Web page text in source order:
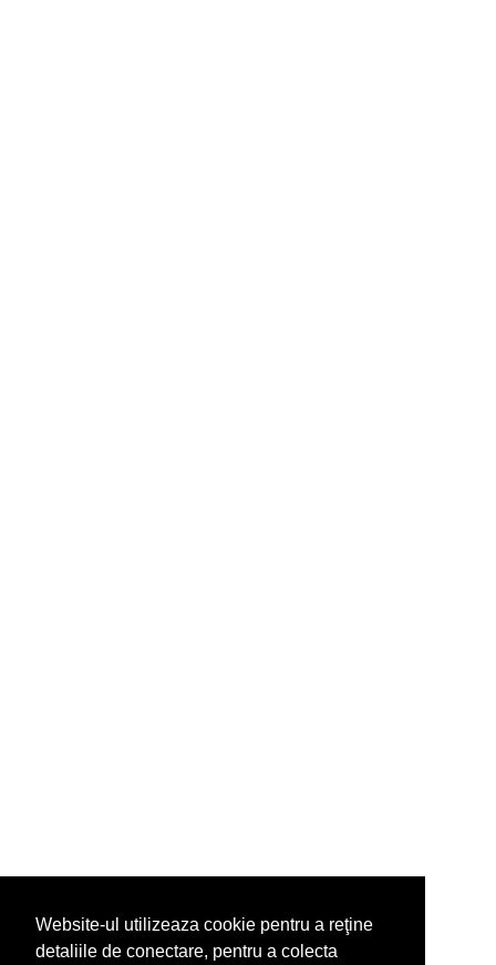
Website-ul utilizeaza cookie pentru a reţine
detaliile de conectare, pentru a colecta